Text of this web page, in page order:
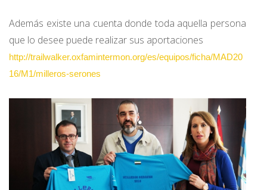
Además existe una cuenta donde toda aquella persona
que lo desee puede realizar sus aportaciones
http://trailwalker.oxfamintermon.org/es/equipos/ficha/MAD20
16/M1/milleros-serones